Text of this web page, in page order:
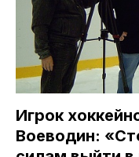
Игрок
Воеводин: